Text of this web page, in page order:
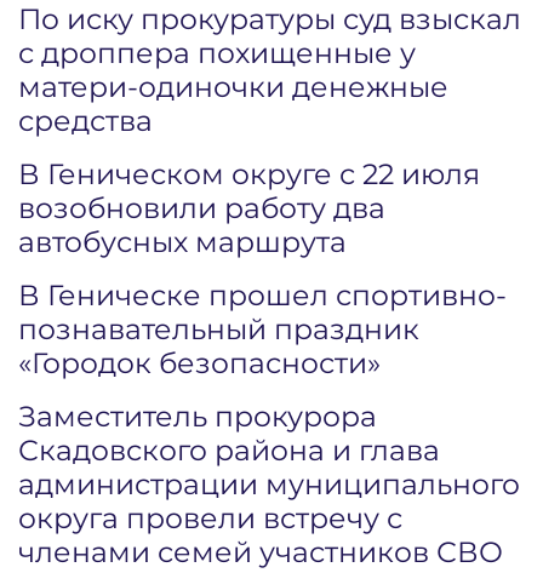
По иску прокуратуры суд взыскал
с дроппера похищенные у
матери-одиночки денежные
средства
В Геническом округе с 22 июля
возобновили работу два
автобусных маршрута
В Геническе прошел спортивно-
познавательный праздник
«Городок безопасности»
Заместитель прокурора
Скадовского района и глава
администрации муниципального
округа провели встречу с
членами семей участников СВО